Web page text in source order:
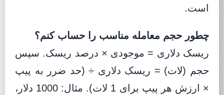
است.
چطور حجم معامله مناسب را حساب کنم؟
ریسک دلاری = موجودی × درصد ریسک. سپس
حجم (لات) = ریسک دلاری ÷ (حد ضرر به پیپ
× ارزش هر پیپ برای 1 لات). مثال: 1000 دلار،